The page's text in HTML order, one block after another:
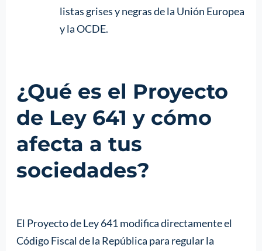
listas grises y negras de la Unión Europea
y la OCDE.
¿Qué es el Proyecto
de Ley 641 y cómo
afecta a tus
sociedades?
El Proyecto de Ley 641 modifica directamente el
Código Fiscal de la República para regular la